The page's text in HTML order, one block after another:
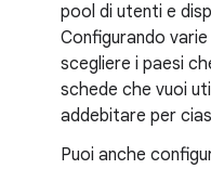
pool di utenti e
Configurando
scegliere i paesi
schede che vuoi
addebitare per
Puoi anche